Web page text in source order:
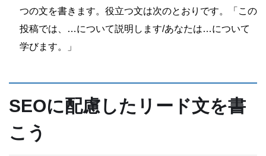
つの文を書きます。役立つ文は次のとおりです。「この
投稿では、…について説明します/あなたは…について
学びます。」
SEOに配慮したリード文を書
こう